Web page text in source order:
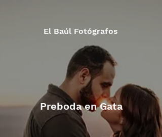
El Baúl Fotógrafos
Preboda en Gata